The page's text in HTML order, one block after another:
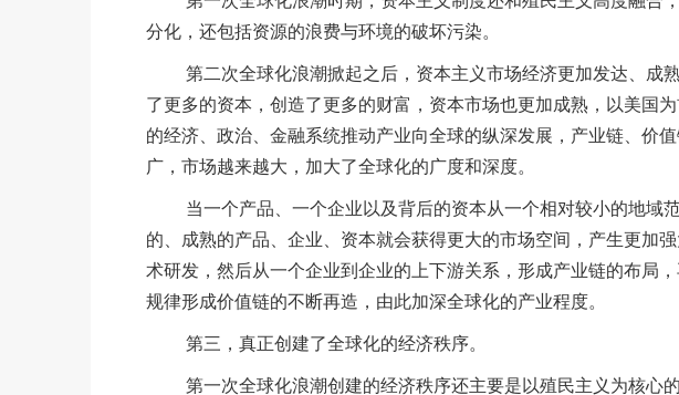
分化，还包括资源的浪费与环境的破坏污染。
第二次全球化浪潮掀起之后，资本主义市场经济更加发达、成
了更多的资本，创造了更多的财富，资本市场也更加成熟，以美国
的经济、政治、金融系统推动产业向全球的纵深发展，产业链、价
广，市场越来越大，加大了全球化的广度和深度。
当一个产品、一个企业以及背后的资本从一个相对较小的地域
的、成熟的产品、企业、资本就会获得更大的市场空间，产生更加
术研发，然后从一个企业到企业的上下游关系，形成产业链的布局
规律形成价值链的不断再造，由此加深全球化的产业程度。
第三，真正创建了全球化的经济秩序。
第一次全球化浪潮创建的经济秩序还主要是以殖民主义为核心